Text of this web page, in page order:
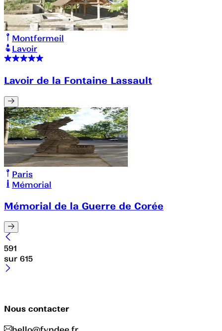
Montfermeil
Lavoir
Lavoir de la Fontaine Lassault
Paris
Mémorial
Mémorial de la Guerre de Corée
591
sur 615
Nous contacter